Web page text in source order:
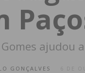
ajudou
GONÇALVES 6 DE